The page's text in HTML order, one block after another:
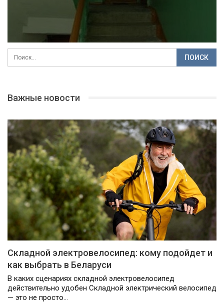
Важные новости
Складной электровелосипед: кому подойдет и
как выбрать в Беларуси
В каких сценариях складной электровелосипед
действительно удобен Складной электрический велосипед
— это не просто…